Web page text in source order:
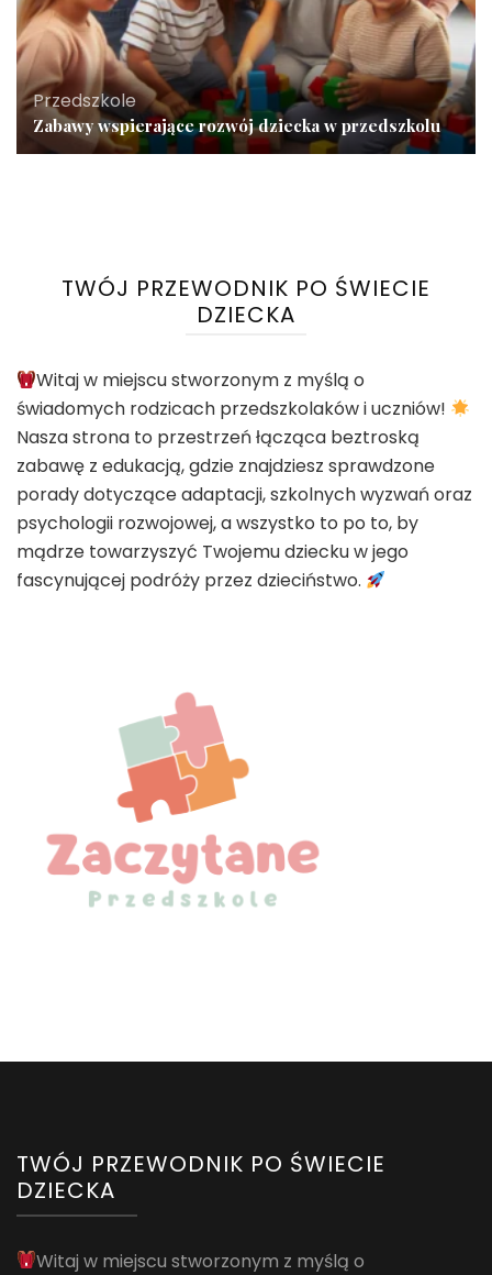
Przedszkole
Zabawy wspierające rozwój dziecka w przedszkolu
TWÓJ PRZEWODNIK PO ŚWIECIE
DZIECKA
Witaj w miejscu stworzonym z myślą o
świadomych rodzicach przedszkolaków i uczniów!
Nasza strona to przestrzeń łącząca beztroską
zabawę z edukacją, gdzie znajdziesz sprawdzone
porady dotyczące adaptacji, szkolnych wyzwań oraz
psychologii rozwojowej, a wszystko to po to, by
mądrze towarzyszyć Twojemu dziecku w jego
fascynującej podróży przez dzieciństwo.
TWÓJ PRZEWODNIK PO ŚWIECIE
DZIECKA
Witaj w miejscu stworzonym z myślą o